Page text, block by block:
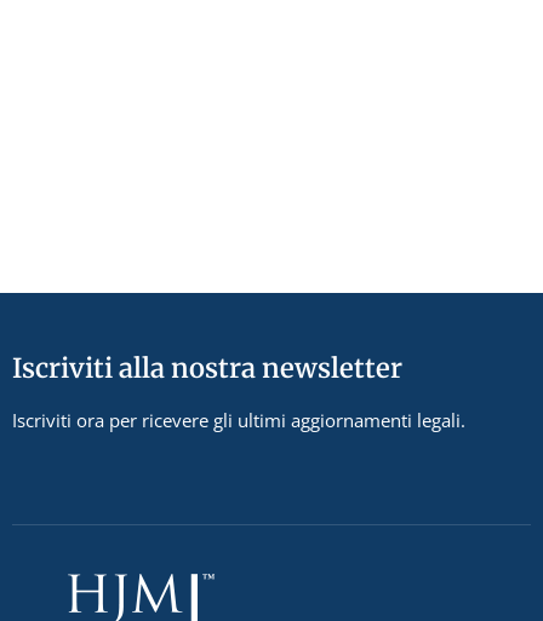
Iscriviti alla nostra newsletter
Iscriviti ora per ricevere gli ultimi aggiornamenti legali.